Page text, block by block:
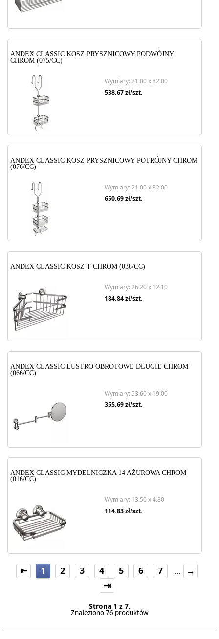
ANDEX CLASSIC KOSZ PRYSZNICOWY PODWÓJNY
CHROM (075/CC)
Wymiary: 21.00 x 82.00
538.67zł/szt.
ANDEX CLASSIC KOSZ PRYSZNICOWY POTRÓJNY CHROM
(076/CC)
Wymiary: 21.00 x 82.00
650.69zł/szt.
ANDEX CLASSIC KOSZ T CHROM (038/CC)
Wymiary: 26.20 x 12.10
184.84zł/szt.
ANDEX CLASSIC LUSTRO OBROTOWE DŁUGIE CHROM
(066/CC)
Wymiary: 53.60 x 19.00
355.69zł/szt.
ANDEX CLASSIC MYDELNICZKA 14 AŻUROWA CHROM
(016/CC)
Wymiary: 13.50 x 4.80
114.83zł/szt.
⇤ 1 2 3 4 5 6 7 ...
→
⇥
Strona 1 z 7.
Znaleziono 76 produktów